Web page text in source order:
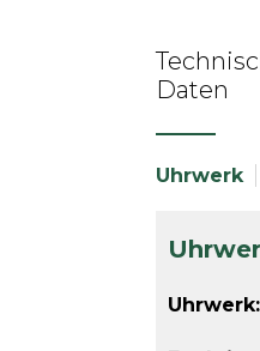
Daten
Uhrwerk
Uhrwerk: